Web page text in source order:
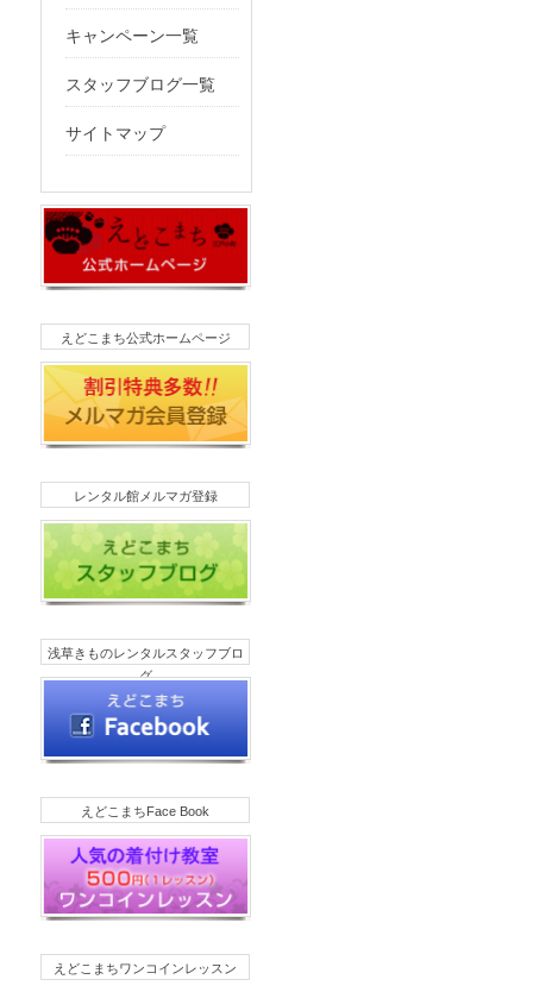
キャンペーン一覧
スタッフブログ一覧
サイトマップ
えどこまち公式ホームページ
レンタル館メルマガ登録
浅草きものレンタルスタッフブロ
グ
えどこまちFace Book
えどこまちワンコインレッスン